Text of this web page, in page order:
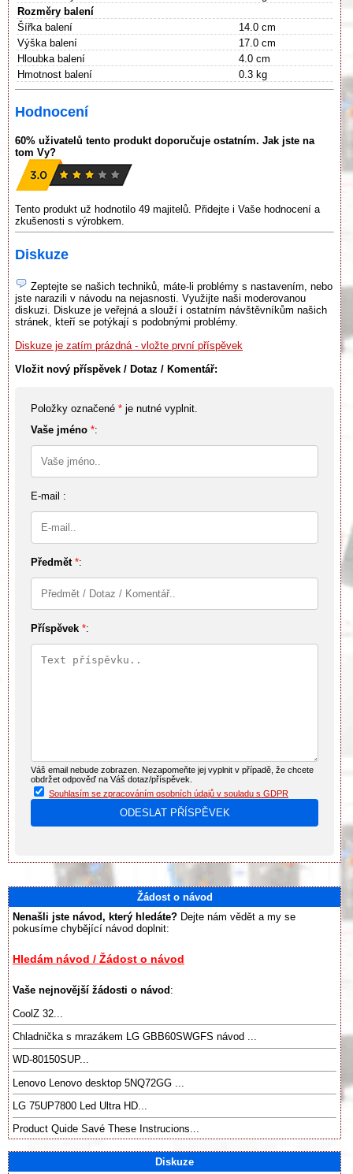
Rozměry balení
Šířka balení
14.0 cm
Výška balení
17.0 cm
Hloubka balení
4.0 cm
Hmotnost balení
0.3 kg
Hodnocení
60% uživatelů tento produkt doporučuje ostatním. Jak jste na
tom Vy?
Tento produkt už hodnotilo 49 majitelů. Přidejte i Vaše hodnocení a
zkušenosti s výrobkem.
Diskuze
Zeptejte se našich techniků, máte-li problémy s nastavením, nebo
jste narazili v návodu na nejasnosti. Využijte naši moderovanou
diskuzi. Diskuze je veřejná a slouží i ostatním návštěvníkům našich
stránek, kteří se potýkají s podobnými problémy.
Diskuze je zatím prázdná - vložte první příspěvek
Vložit nový příspěvek / Dotaz / Komentář:
Položky označené * je nutné vyplnit.
Vaše jméno *:
E-mail :
Předmět *:
Příspěvek *:
Váš email nebude zobrazen. Nezapomeňte jej vyplnit v případě, že chcete
obdržet odpověď na Váš dotaz/příspěvek.
Souhlasím se zpracováním osobních údajů v souladu s GDPR
Žádost o návod
Nenašli jste návod, který hledáte? Dejte nám vědět a my se
pokusíme chybějící návod doplnit:
Hledám návod / Žádost o návod
Vaše nejnovější žádosti o návod :
CoolZ 32...
Chladnička s mrazákem LG GBB60SWGFS návod ...
WD-80150SUP...
Lenovo Lenovo desktop 5NQ72GG ...
LG 75UP7800 Led Ultra HD...
Product Quide Savé These Instrucions...
Diskuze